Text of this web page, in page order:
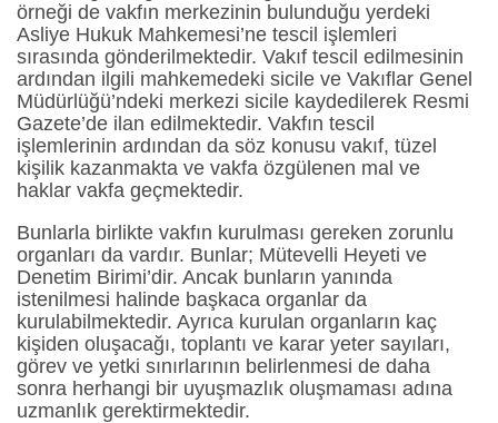
örneği de vakfın merkezinin bulunduğu yerdeki
Asliye Hukuk Mahkemesi’ne tescil işlemleri
sırasında gönderilmektedir. Vakıf tescil edilmesinin
ardından ilgili mahkemedeki sicile ve Vakıflar Genel
Müdürlüğü’ndeki merkezi sicile kaydedilerek Resmi
Gazete’de ilan edilmektedir. Vakfın tescil
işlemlerinin ardından da söz konusu vakıf, tüzel
kişilik kazanmakta ve vakfa özgülenen mal ve
haklar vakfa geçmektedir.
Bunlarla birlikte vakfın kurulması gereken zorunlu
organları da vardır. Bunlar; Mütevelli Heyeti ve
Denetim Birimi’dir. Ancak bunların yanında
istenilmesi halinde başkaca organlar da
kurulabilmektedir. Ayrıca kurulan organların kaç
kişiden oluşacağı, toplantı ve karar yeter sayıları,
görev ve yetki sınırlarının belirlenmesi de daha
sonra herhangi bir uyuşmazlık oluşmaması adına
uzmanlık gerektirmektedir.